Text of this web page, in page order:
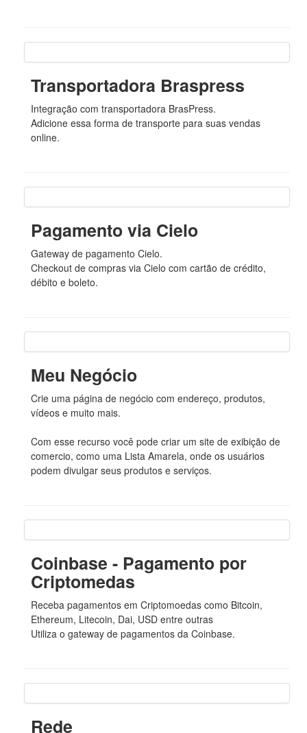
Transportadora Braspress
Integração com transportadora BrasPress.
Adicione essa forma de transporte para suas vendas
online.
Pagamento via Cielo
Gateway de pagamento Cielo.
Checkout de compras via Cielo com cartão de crédito,
débito e boleto.
Meu Negócio
Crie uma página de negócio com endereço, produtos,
vídeos e muito mais.
Com esse recurso você pode criar um site de exibição de
comercio, como uma Lista Amarela, onde os usuários
podem divulgar seus produtos e serviços.
Coinbase - Pagamento por
Criptomedas
Receba pagamentos em Criptomoedas como Bitcoin,
Ethereum, Litecoin, Dai, USD entre outras
Utiliza o gateway de pagamentos da Coinbase.
Rede